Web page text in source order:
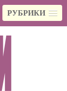
РУБРИКИ